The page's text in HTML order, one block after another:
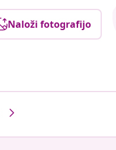
Naloži fotografijo